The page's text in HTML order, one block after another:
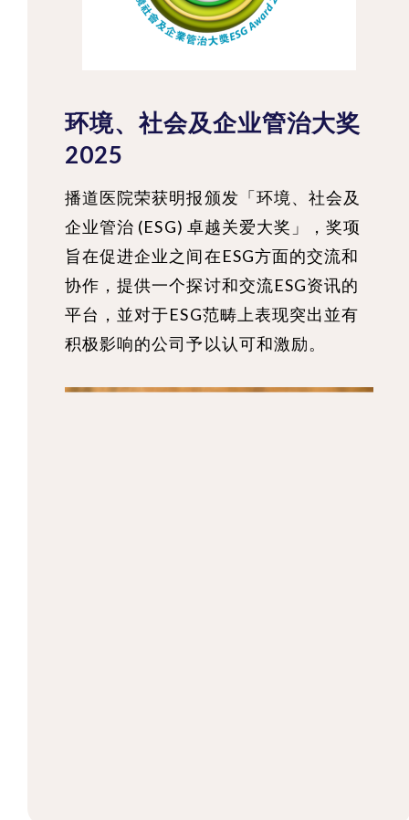
环境、社会及企业管治大奖
2025
播道医院荣获明报颁发「环境、社会及
企业管治 (ESG) 卓越关爱大奖」，奖项
旨在促进企业之间在ESG⽅⾯的交流和
协作，提供⼀个探讨和交流ESG资讯的
平台，並对于ESG范畴上表现突出並有
积极影响的公司予以认可和激励。